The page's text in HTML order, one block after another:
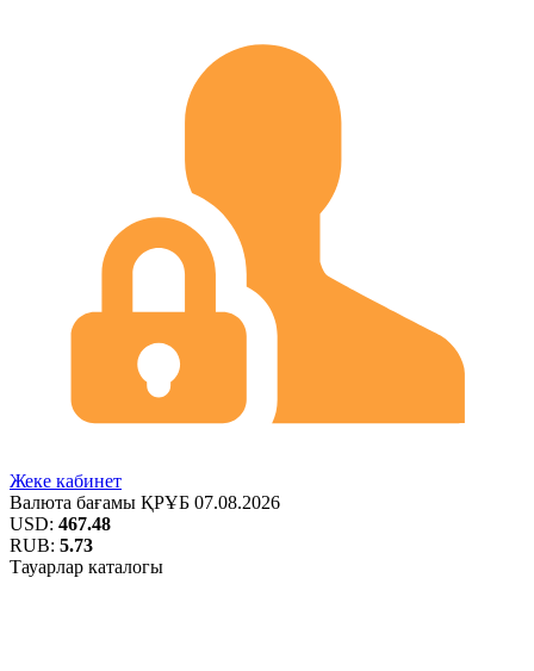
Жеке кабинет
Валюта бағамы ҚРҰБ 07.08.2026
USD: 467.48
RUB: 5.73
Тауарлар каталогы